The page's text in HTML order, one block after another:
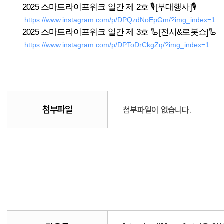
2025 스마트라이프위크 일간 제 2호 🎙️[부대행사]🎙️
https://www.instagram.com/p/DPQzdNoEpGm/?img_index=1
2025 스마트라이프위크 일간 제 3호 🦾[전시&로봇쇼]🦾
https://www.instagram.com/p/DPToDrCkgZq/?img_index=1
첨부파일 첨부파일이 없습니다.